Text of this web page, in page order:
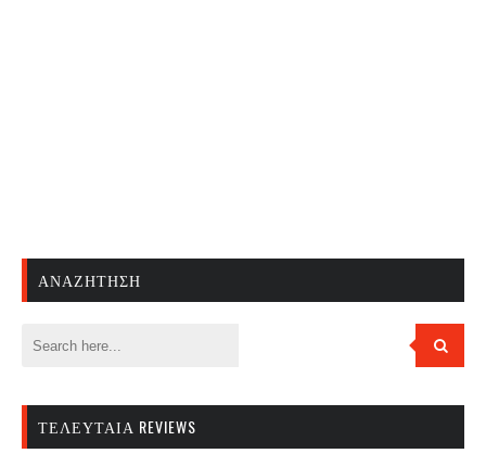
ΑΝΑΖΉΤΗΣΗ
ΤΕΛΕΥΤΑΊΑ REVIEWS